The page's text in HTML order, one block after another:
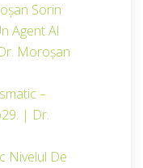
Sorin
Agent Al
Moroșan
–
| Dr.
Nivelul De